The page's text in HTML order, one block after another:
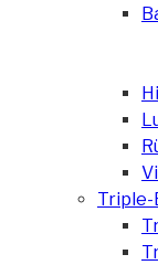
Triple-